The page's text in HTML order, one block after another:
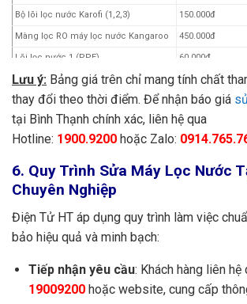
Bộ lõi lọc nước Karofi (1,2,3) 150.000đ
Màng lọc RO máy lọc nước Kangaroo 450.000đ
Lõi lọc nước 1 (PPE) 60.000đ
Lõi lọc nước 2 (UDF – GAC) 100.000đ
Lõi lọc nước 3 (CTO) 100.000 –
Lõi lọc nước 4 (RO) 450.000 –
Lõi lọc nước 5 (CLT33) 200.000 –
Lõi lọc nước 6 250.000 –
Lõi lọc nước 7
Hạng mục khác Liên hệ:
Lưu ý: Bảng giá trên chỉ mang tính chất
thay đổi theo thời điểm. Để nhận báo giá
tại Bình Thạnh chính xác, liên hệ qua
Hotline: 1900.9200 hoặc Zalo:
6. Quy Trình Sửa Máy Lọc Nước
Chuyên Nghiệp
Điện Tử HT áp dụng quy trình làm việc
bảo hiệu quả và minh bạch:
Tiếp nhận yêu cầu: Khách hàng liên hệ
19009200hoặc website, cung cấp